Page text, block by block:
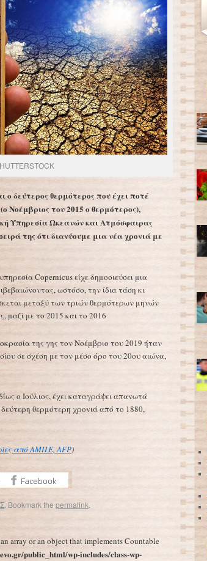
ο δεύτερος θερμότερος που έχει ποτέ
Νοέμβριος του 2015 ο θερμότερος),
Υπηρεσία Ωκεανών και Ατμόσφαιρας
της ότι διανύουμε μια νέα χρονιά με
Copernicus είχε δημοσιεύσει μια
ωστόσο, την ίδια τάση κι
μεταξύ των τριών θερμότερων μηνών
μαζί με το 2015 και το 2016
της γης τον Νοέμβριο του 2019 ήταν
σε σχέση με τον μέσο όρο του 20ου αιώνα,
ο Ιούλιος, έχει καταγράψει απανωτά
θερμότερη χρονιά από το 1880,
από ΑΜΠΕ, ΑFP)
. Bookmark the permalink.
array or an object that implements Countable
public_html/wp-includes/class-wp-